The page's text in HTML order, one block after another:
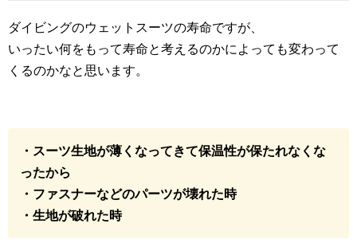
ダイビングのウェットスーツの寿命ですが、
いったい何をもって寿命と考えるのかによっても変わって
くるのかなと思います。
・スーツ生地が薄くなってきて保温性が保たれなくな
ったから
・ファスナーなどのパーツが壊れた時
・生地が破れた時